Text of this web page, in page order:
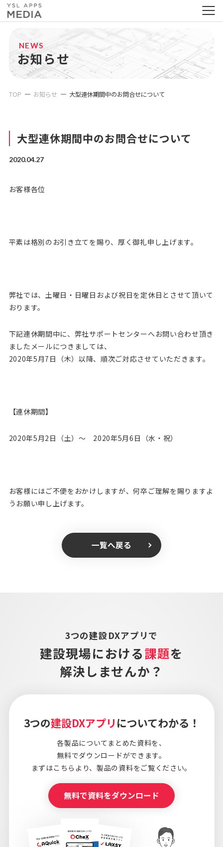
NEWS
お知らせ
TOP お知らせ 大型連休期間中のお問合せについて
大型連休期間中のお問合せについて
2020.04.27
お客様各位
平素は格別のお引き立てを賜り、厚く御礼申し上げます。
弊社では、土曜日・日曜日および祝日を定休日とさせて頂いて
おります。
下記連休期間中に、弊社サポートセンターへお問い合わせ頂き
ましたメールにつきましては、
2020年5月7日（木）以降、順次ご対応させていただきます。
【連休期間】
2020年5月2日（土）～ 2020年5月6日（水・祝）
お客様にはご不便をおかけしますが、何卒ご理解を賜りますよ
うお願い申し上げます。
一覧へ戻る
3つの建設DXアプリで
建設現場における課題を
解決しませんか？
3つの建設DXアプリ についてわかる！
各製品についてまとめた資料を、
無料でダウンロードができます。
まずはこちらより、製品の資料をご覧ください。
無料で資料をダウンロード